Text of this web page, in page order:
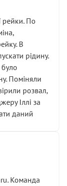
рейки. По
В
рідину.
Поміняли
розвал,
Іллі за
даний
Команда